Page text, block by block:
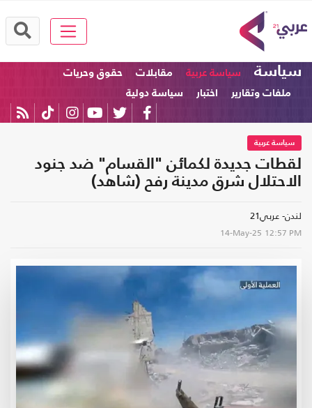
سياسة سياسة عربية مقابلات
حقوق وحريات
ملفات وتقارير
اختبار سياسة دولية
سياسة عربية
لقطات جديدة لكمائن "القسام" ضد جنود
الاحتلال شرق مدينة رفح (شاهد)
لندن- عربي21
14-May-25 12:57 PM